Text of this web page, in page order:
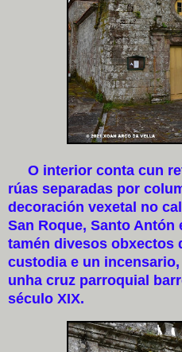
O interior conta cun
rúas separadas por
decoración vexetal no
San Roque, Santo Antón
tamén divesos obxectos
custodia e un
unha cruz parroquial
século XIX.